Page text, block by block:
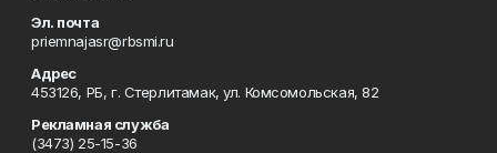
Эл. почта
priemnajasr@rbsmi.ru
Адрес
453126, РБ, г. Стерлитамак, ул. Комсомольская, 82
Рекламная служба
(3473) 25-15-36